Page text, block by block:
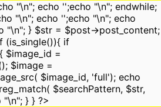
"\n"; echo '';echo "\n"; endwhile;
"\n"; echo '';echo "\n"; echo
"\n"; } $str = $post->post_content;
(is_single()){ if
$image_id =
$image =
$image_id, 'full'); echo
$searchPattern, $str,
"\n"; } } ?>